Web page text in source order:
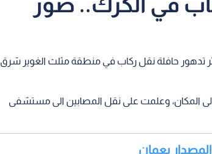
اثر تدهور حافلة نقل ركاب في منطقة مثلث الغوير شرق
الى المكان، وعلمت على نقل المصابين الى مستشفى